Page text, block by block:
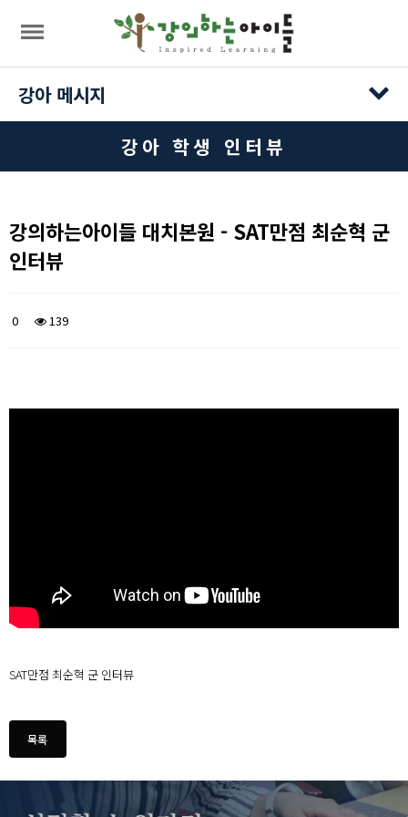
강아 메시지
강아 학생 인터뷰
강의하는아이들 대치본원 - SAT만점 최순혁 군
인터뷰
0 139
SAT만점 최순혁 군 인터뷰